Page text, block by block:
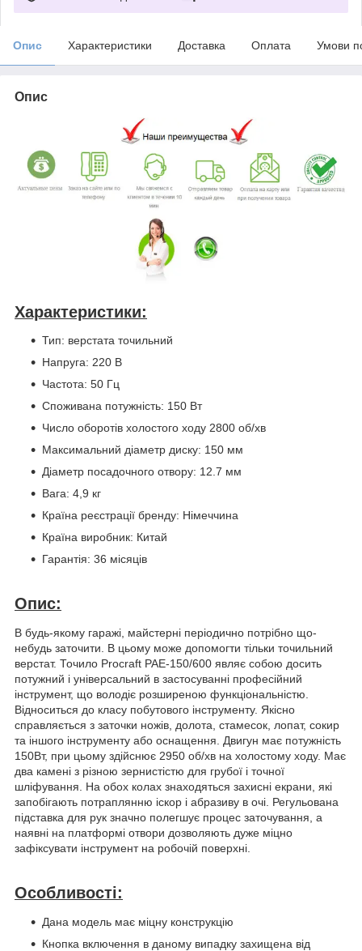
Опис Характеристики Доставка Оплата Умови
Опис
Характеристики:
Тип: верстата точильний
Напруга: 220 В
Частота: 50 Гц
Споживана потужність: 150 Вт
Число оборотів холостого ходу 2800 об/хв
Максимальний діаметр диску: 150 мм
Діаметр посадочного отвору: 12.7 мм
Вага: 4,9 кг
Країна реєстрації бренду: Німеччина
Країна виробник: Китай
Гарантія: 36 місяців
Опис:
В будь-якому гаражі, майстерні періодично потрібно що-
небудь заточити. В цьому може допомогти тільки точильний
верстат. Точило Procraft PAE-150/600 являє собою досить
потужний і універсальний в застосуванні професійний
інструмент, що володіє розширеною функціональністю.
Відноситься до класу побутового інструменту. Якісно
справляється з заточки ножів, долота, стамесок, лопат, сокир
та іншого інструменту або оснащення. Двигун має потужність
150Вт, при цьому здійснює 2950 об/хв на холостому ходу. Має
два камені з різною зернистістю для грубої і точної
шліфування. На обох колах знаходяться захисні екрани, які
запобігають потраплянню іскор і абразиву в очі. Регульована
підставка для рук значно полегшує процес заточування, а
наявні на платформі отвори дозволяють дуже міцно
зафіксувати інструмент на робочій поверхні.
Особливості:
Дана модель має міцну конструкцію
Кнопка включення в даному випадку захищена від